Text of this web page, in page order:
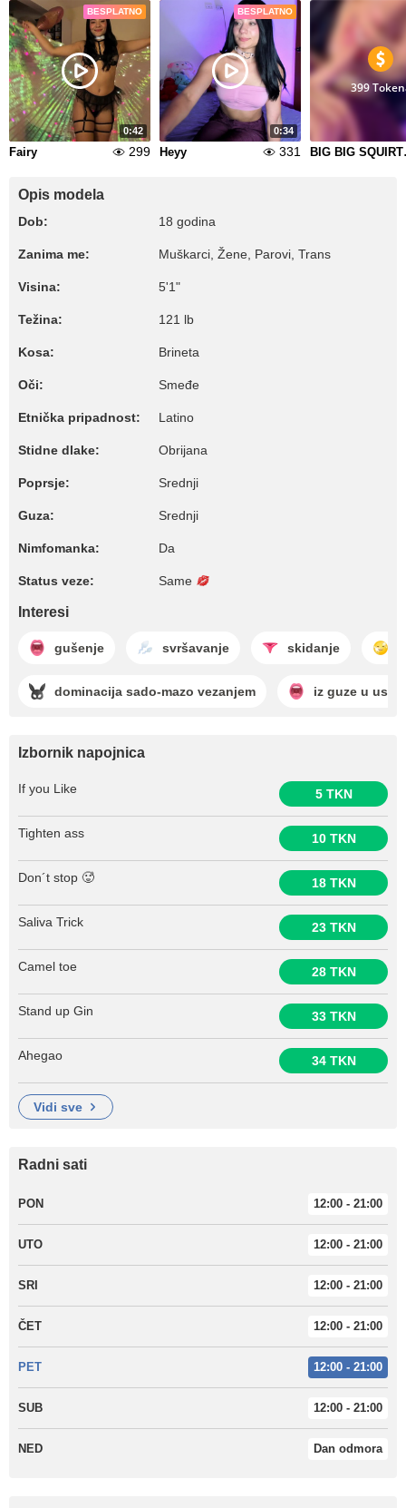
BESPLATNO
0:42
Fairy 299
BESPLATNO
0:34
Heyy 331
399
Opis modela
Dob: 18 godina
Zanima me: Muškarci, Žene, Parovi, Trans
Visina: 5'1"
Težina: 121 lb
Kosa: Brineta
Oči: Smeđe
Etnička pripadnost: Latino
Stidne dlake: Obrijana
Poprsje: Srednji
Guza: Srednji
Nimfomanka: Da
Status veze: Same
Interesi
gušenje svršavanje skidanje
dominacija sado-mazo vezanjem iz guze u usta
Izbornik napojnica
If you Like 5 TKN
Tighten ass 10 TKN
Don´t stop 🥵 18 TKN
Saliva Trick 23 TKN
Camel toe 28 TKN
Stand up Gin 33 TKN
Ahegao 34 TKN
vidi sve
Radni sati
PON 12:00 - 21:00
UTO 12:00 - 21:00
SRI 12:00 - 21:00
ČET 12:00 - 21:00
PET 12:00 - 21:00
SUB 12:00 - 21:00
NED Dan odmora